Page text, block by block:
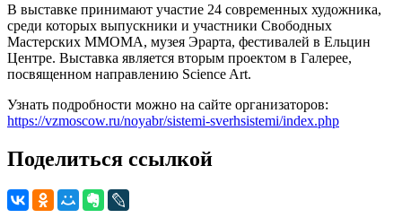
В выставке принимают участие 24 современных художника,
среди которых выпускники и участники Свободных
Мастерских ММОМА, музея Эрарта, фестивалей в Ельцин
Центре. Выставка является вторым проектом в Галерее,
посвященном направлению Science Art.
Узнать подробности можно на сайте организаторов:
https://vzmoscow.ru/noyabr/sistemi-sverhsistemi/index.php
Поделиться ссылкой